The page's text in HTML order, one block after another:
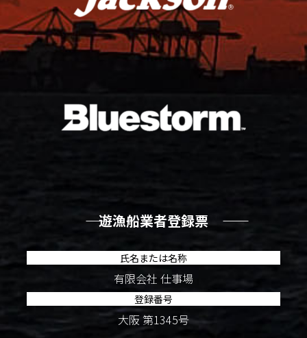
―― 遊漁船業者登録票 ――
氏名または名称
有限会社 仕事場
登録番号
大阪 第1345号